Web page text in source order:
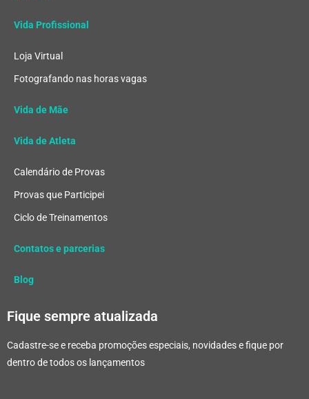
Vida Profissional
Loja Virtual
Fotografando nas horas vagas
Vida de Mãe
Vida de Atleta
Calendário de Provas
Provas que Participei
Ciclo de Treinamentos
Contatos e parcerias
Blog
Fique sempre atualizada
Cadastre-se e receba promoções especiais, novidades e fique por
dentro de todos os lançamentos